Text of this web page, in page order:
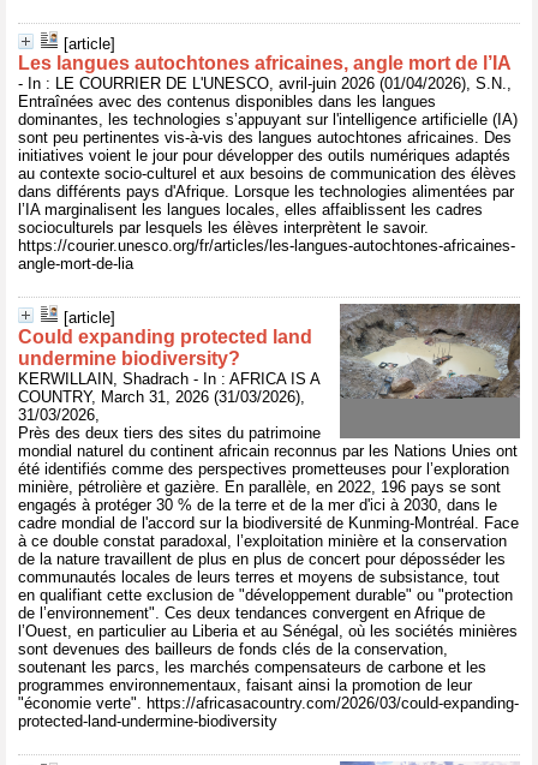
[article]
Les langues autochtones africaines, angle mort de l’IA
- In : LE COURRIER DE L'UNESCO, avril-juin 2026 (01/04/2026), S.N.,
Entraînées avec des contenus disponibles dans les langues
dominantes, les technologies s’appuyant sur l'intelligence artificielle (IA)
sont peu pertinentes vis-à-vis des langues autochtones africaines. Des
initiatives voient le jour pour développer des outils numériques adaptés
au contexte socio-culturel et aux besoins de communication des élèves
dans différents pays d'Afrique. Lorsque les technologies alimentées par
l’IA marginalisent les langues locales, elles affaiblissent les cadres
socioculturels par lesquels les élèves interprètent le savoir.
https://courier.unesco.org/fr/articles/les-langues-autochtones-africaines-
angle-mort-de-lia
[article]
Could expanding protected land
undermine biodiversity?
KERWILLAIN, Shadrach - In : AFRICA IS A
COUNTRY, March 31, 2026 (31/03/2026),
31/03/2026,
Près des deux tiers des sites du patrimoine
mondial naturel du continent africain reconnus par les Nations Unies ont
été identifiés comme des perspectives prometteuses pour l’exploration
minière, pétrolière et gazière. En parallèle, en 2022, 196 pays se sont
engagés à protéger 30 % de la terre et de la mer d'ici à 2030, dans le
cadre mondial de l'accord sur la biodiversité de Kunming-Montréal. Face
à ce double constat paradoxal, l’exploitation minière et la conservation
de la nature travaillent de plus en plus de concert pour déposséder les
communautés locales de leurs terres et moyens de subsistance, tout
en qualifiant cette exclusion de "développement durable" ou "protection
de l’environnement". Ces deux tendances convergent en Afrique de
l’Ouest, en particulier au Liberia et au Sénégal, où les sociétés minières
sont devenues des bailleurs de fonds clés de la conservation,
soutenant les parcs, les marchés compensateurs de carbone et les
programmes environnementaux, faisant ainsi la promotion de leur
"économie verte". https://africasacountry.com/2026/03/could-expanding-
protected-land-undermine-biodiversity